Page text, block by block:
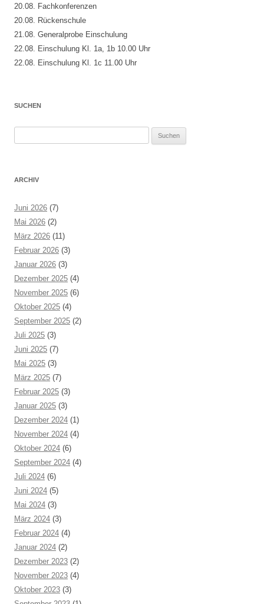
20.08. Fachkonferenzen
20.08. Rückenschule
21.08. Generalprobe Einschulung
22.08. Einschulung Kl. 1a, 1b 10.00 Uhr
22.08. Einschulung Kl. 1c 11.00 Uhr
SUCHEN
ARCHIV
Juni 2026 (7)
Mai 2026 (2)
März 2026 (11)
Februar 2026 (3)
Januar 2026 (3)
Dezember 2025 (4)
November 2025 (6)
Oktober 2025 (4)
September 2025 (2)
Juli 2025 (3)
Juni 2025 (7)
Mai 2025 (3)
März 2025 (7)
Februar 2025 (3)
Januar 2025 (3)
Dezember 2024 (1)
November 2024 (4)
Oktober 2024 (6)
September 2024 (4)
Juli 2024 (6)
Juni 2024 (5)
Mai 2024 (3)
März 2024 (3)
Februar 2024 (4)
Januar 2024 (2)
Dezember 2023 (2)
November 2023 (4)
Oktober 2023 (3)